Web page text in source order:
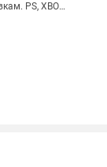
PS, XBOX,